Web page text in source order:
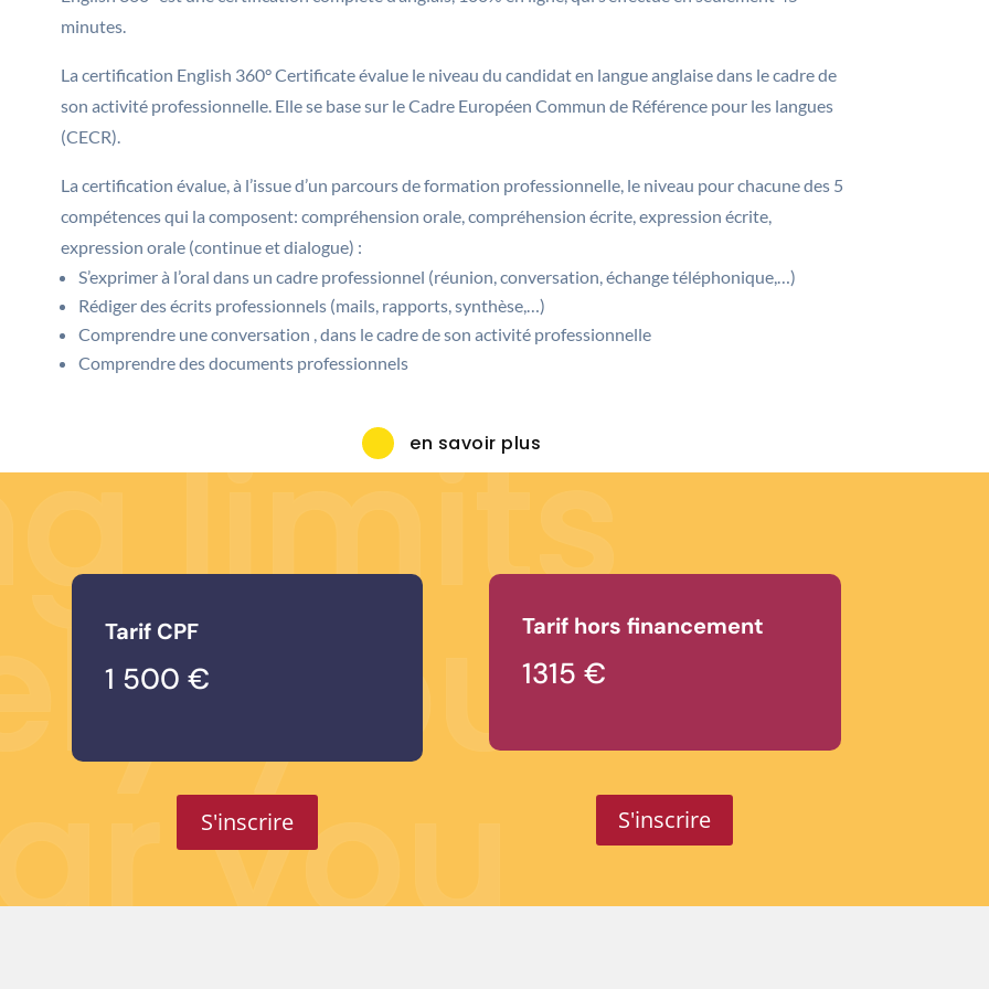
minutes.
La certification English 360° Certificate évalue le niveau du candidat en langue anglaise dans le cadre de
son activité professionnelle. Elle se base sur le Cadre Européen Commun de Référence pour les langues
(CECR).
La certification évalue, à l’issue d’un parcours de formation professionnelle, le niveau pour chacune des 5
compétences qui la composent: compréhension orale, compréhension écrite, expression écrite,
expression orale (continue et dialogue) :
S’exprimer à l’oral dans un cadre professionnel (réunion, conversation, échange téléphonique,…)
Rédiger des écrits professionnels (mails, rapports, synthèse,…)
Comprendre une conversation , dans le cadre de son activité professionnelle
Comprendre des documents professionnels
en savoir plus
Tarif CPF
1 500 €
S'inscrire
Tarif hors financement
1315 €
S'inscrire
the next
limits
you
you